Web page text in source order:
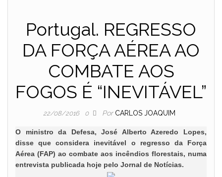
Portugal. REGRESSO
DA FORÇA AÉREA AO
COMBATE AOS
FOGOS É “INEVITÁVEL”
22/08/2016 0 Por CARLOS JOAQUIM
O ministro da Defesa, José Alberto Azeredo Lopes,
disse que considera inevitável o regresso da Força
Aérea (FAP) ao combate aos incêndios florestais, numa
entrevista publicada hoje pelo Jornal de Notícias.